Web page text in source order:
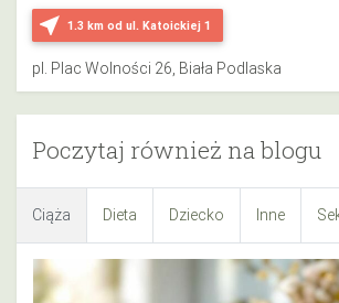
near_me 1.3 km od ul. Katoickiej 1
pl. Plac Wolności 26, Biała Podlaska
Poczytaj również na blogu
Ciąża Dieta Dziecko Inne